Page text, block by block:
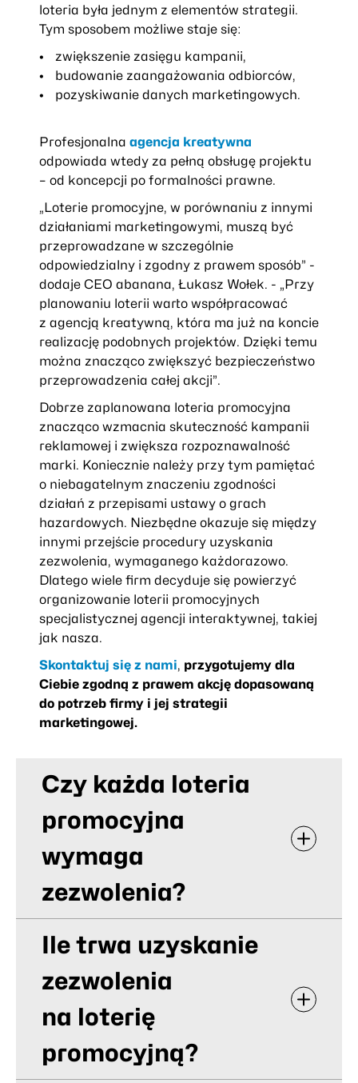
loteria była jednym z elementów strategii.
Tym sposobem możliwe staje się:
zwiększenie zasięgu kampanii,
budowanie zaangażowania odbiorców,
pozyskiwanie danych marketingowych.
Profesjonalna agencja kreatywna
odpowiada wtedy za pełną obsługę projektu
– od koncepcji po formalności prawne.
„Loterie promocyjne, w porównaniu z innymi
działaniami marketingowymi, muszą być
przeprowadzane w szczególnie
odpowiedzialny i zgodny z prawem sposób” -
dodaje CEO abanana, Łukasz Wołek. - „Przy
planowaniu loterii warto współpracować
z agencją kreatywną, która ma już na koncie
realizację podobnych projektów. Dzięki temu
można znacząco zwiększyć bezpieczeństwo
przeprowadzenia całej akcji”.
Dobrze zaplanowana loteria promocyjna
znacząco wzmacnia skuteczność kampanii
reklamowej i zwiększa rozpoznawalność
marki. Koniecznie należy przy tym pamiętać
o niebagatelnym znaczeniu zgodności
działań z przepisami ustawy o grach
hazardowych. Niezbędne okazuje się między
innymi przejście procedury uzyskania
zezwolenia, wymaganego każdorazowo.
Dlatego wiele firm decyduje się powierzyć
organizowanie loterii promocyjnych
specjalistycznej agencji interaktywnej, takiej
jak nasza.
Skontaktuj się z nami, przygotujemy dla
Ciebie zgodną z prawem akcję dopasowaną
do potrzeb firmy i jej strategii
marketingowej.
Czy każda loteria
promocyjna
wymaga
zezwolenia?
Ile trwa uzyskanie
zezwolenia
na loterię
promocyjną?